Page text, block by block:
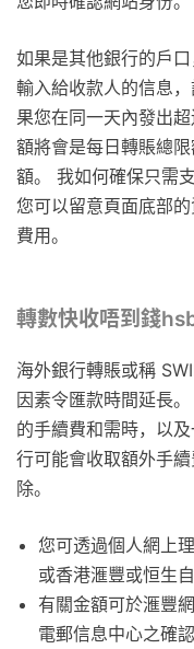
如果是其他銀行的戶
輸入給收款人的信息
果您在同一天內發出
額將會是每日轉賬總
額。 我如何確保只需
您可以留意頁面底部
費用。
轉數快收唔到錢
海外銀行轉賬或稱
因素令匯款時間延長
的手續費和需時，以
行可能會收取額外手
除。
您可透過個人網上
或香港滙豐或恒生
有關金額可於滙豐
電郵信息中心之確